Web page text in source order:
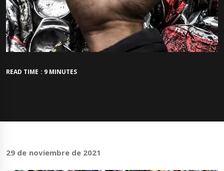
READ TIME : 9 MINUTES
29 de noviembre de 2021